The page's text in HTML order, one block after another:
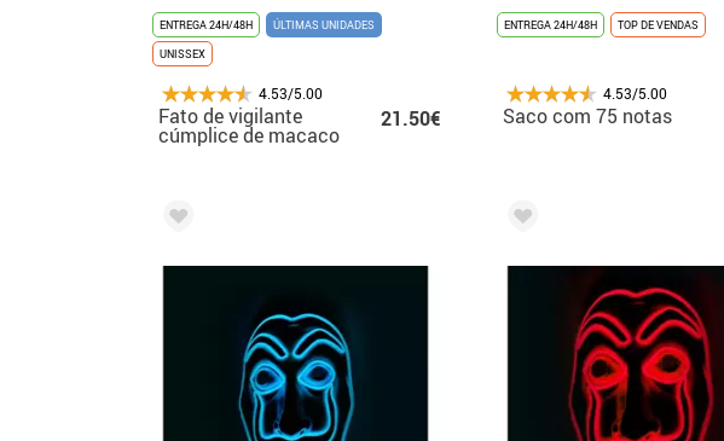
ENTREGA 24H/48H
ÚLTIMAS UNIDADES
UNISSEX
4.53/5.00
Fato de vigilante
cúmplice de macaco
vermelho para adulto
21.50€
ENTREGA 24H/48H TOP DE VENDAS
4.53/5.00
Saco com 75 notas